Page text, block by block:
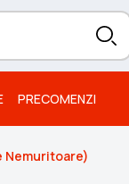
PRECOMENZI
Nemuritoare)